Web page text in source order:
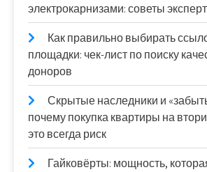
электрокарнизами: советы
Как правильно выбирать
площадки: чек-лист по поиску
доноров
Скрытые наследники и
почему покупка квартиры на
это всегда риск
Гайковёрты: мощность,